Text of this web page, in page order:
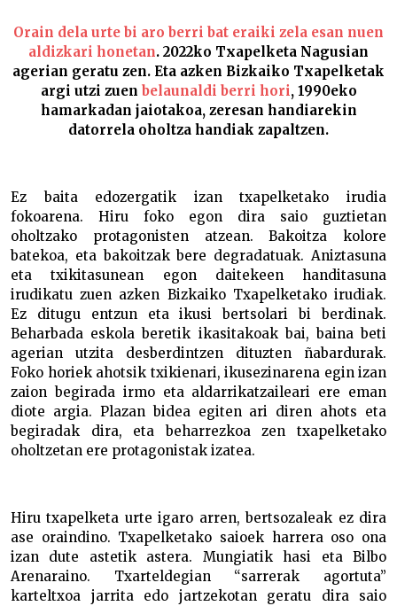
Orain dela urte bi aro berri bat eraiki zela esan nuen
aldizkari honetan. 2022ko Txapelketa Nagusian
agerian geratu zen. Eta azken Bizkaiko Txapelketak
argi utzi zuen belaunaldi berri hori, 1990eko
hamarkadan jaiotakoa, zeresan handiarekin
datorrela oholtza handiak zapaltzen.
Ez baita edozergatik izan txapelketako irudia
fokoarena. Hiru foko egon dira saio guztietan
oholtzako protagonisten atzean. Bakoitza kolore
batekoa, eta bakoitzak bere degradatuak. Aniztasuna
eta txikitasunean egon daitekeen handitasuna
irudikatu zuen azken Bizkaiko Txapelketako irudiak.
Ez ditugu entzun eta ikusi bertsolari bi berdinak.
Beharbada eskola beretik ikasitakoak bai, baina beti
agerian utzita desberdintzen dituzten ñabardurak.
Foko horiek ahotsik txikienari, ikusezinarena egin izan
zaion begirada irmo eta aldarrikatzaileari ere eman
diote argia. Plazan bidea egiten ari diren ahots eta
begiradak dira, eta beharrezkoa zen txapelketako
oholtzetan ere protagonistak izatea.
Hiru txapelketa urte igaro arren, bertsozaleak ez dira
ase oraindino. Txapelketako saioek harrera oso ona
izan dute astetik astera. Mungiatik hasi eta Bilbo
Arenaraino. Txarteldegian “sarrerak agortuta”
karteltxoa jarrita edo jartzekotan geratu dira saio